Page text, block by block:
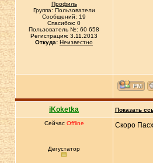
Профиль
Группа: Пользователи
Сообщений: 19
Спасибок: 0
Пользователь №: 60 658
Регистрация: 3.11.2013
Откуда: Неизвестно
iKoketka Показать
Сейчас Offline
Дегустатор
Скоро